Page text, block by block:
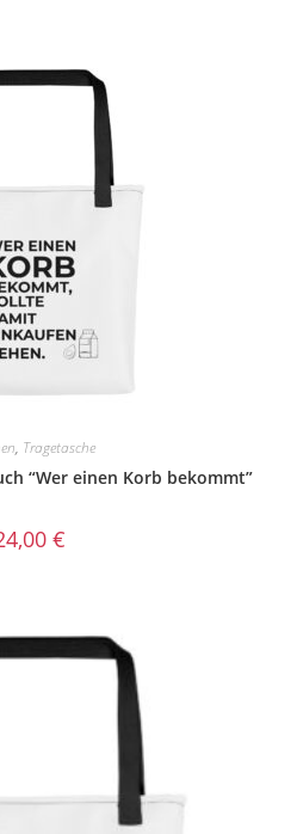
, Tragetasche
“Wer einen Korb bekommt”
€